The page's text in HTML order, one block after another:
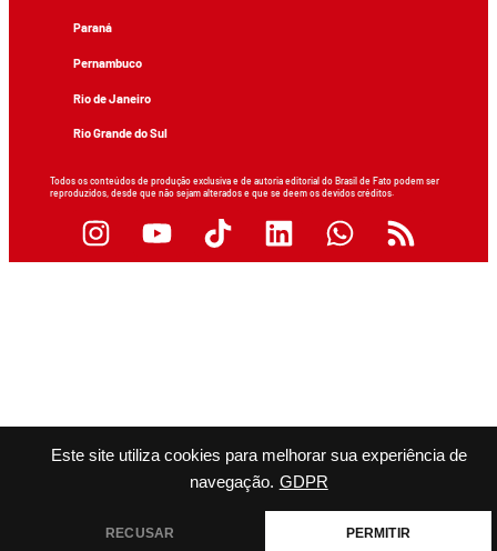
Este site utiliza cookies para melhorar sua experiência de
navegação. GDPR
RECUSAR PERMITIR
Paraná
Pernambuco
Rio de Janeiro
Rio Grande do Sul
Todos os conteúdos de produção exclusiva e de autoria editorial do Brasil de Fato podem ser
reproduzidos, desde que não sejam alterados e que se deem os devidos créditos.